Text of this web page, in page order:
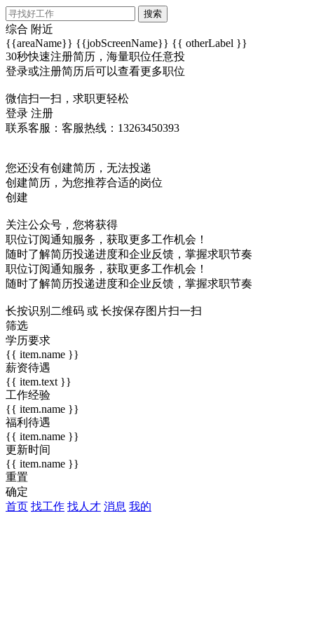
搜索
综合 附近
{{areaName}} {{jobScreenName}} {{ otherLabel }}
30秒快速注册简历，海量职位任意投
登录或注册简历后可以查看更多职位
微信扫一扫，求职更轻松
登录 注册
联系客服：客服热线：13263450393
您还没有创建简历，无法投递
创建简历，为您推荐合适的岗位
创建
关注公众号，您将获得
职位订阅通知服务，获取更多工作机会！
随时了解简历投递进度和企业反馈，掌握求职节奏
职位订阅通知服务，获取更多工作机会！
随时了解简历投递进度和企业反馈，掌握求职节奏
长按识别二维码 或 长按保存图片扫一扫
筛选
学历要求
{{ item.name }}
薪资待遇
{{ item.text }}
工作经验
{{ item.name }}
福利待遇
{{ item.name }}
更新时间
{{ item.name }}
重置
确定
首页 找工作 找人才 消息 我的